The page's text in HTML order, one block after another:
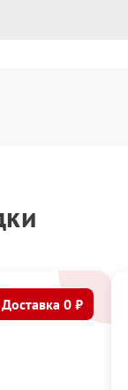
Доставка 0 ₽